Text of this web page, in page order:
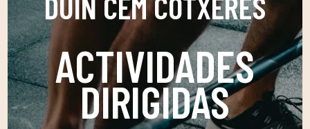
ACTIVIDADES
DIRIGIDAS